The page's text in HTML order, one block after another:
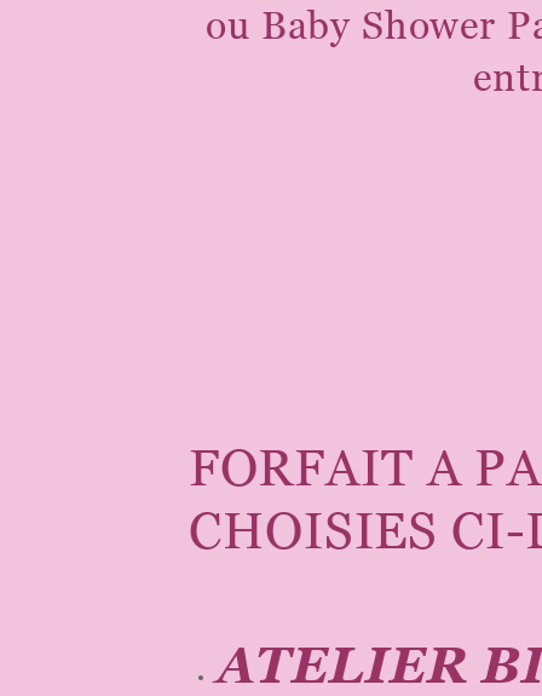
ou Baby Shower
FORFAIT A
CHOISIES CI-
ATELIER